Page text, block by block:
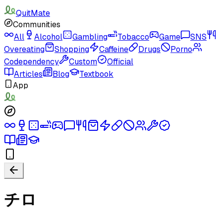
QuitMate
Communities
All
Alcohol Gambling Tobacco Game
SNS
Overeating
Shopping Caffeine Drugs
Porno
Codependency
Custom
Official
Articles
Blog
Textbook
App
チロ